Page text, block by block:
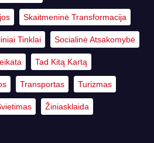
Skaitmeninė Transformacija
Tinklai Socialinė Atsakomybė
Tad Kitą Kartą
Transportas Turizmas
Žiniasklaida